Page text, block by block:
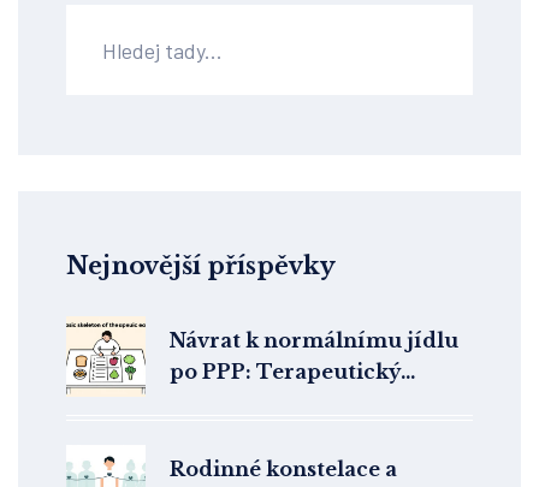
Nejnovější příspěvky
Návrat k normálnímu jídlu
po PPP: Terapeutický
Rodinné konstelace a